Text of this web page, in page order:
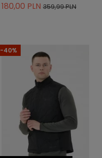
180,00 PLN 359,99 PLN
-40%